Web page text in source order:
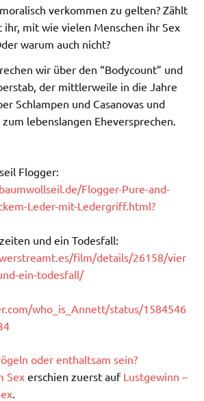
verkommen zu gelten? Zählt
mit wie vielen Menschen ihr Sex
warum auch nicht?
wir über den “Bodycount” und
der mittlerweile in die Jahre
Schlampen und Casanovas und
lebenslangen Eheversprechen.
Flogger:
Flogger-Pure-and-
Leder-mit-Ledergriff.html?
und ein Todesfall:
film/details/26158/vier
ein-todesfall/
who_is_Annett/status/1584546
oder enthaltsam sein?
Sex erschien zuerst auf Lustgewinn –